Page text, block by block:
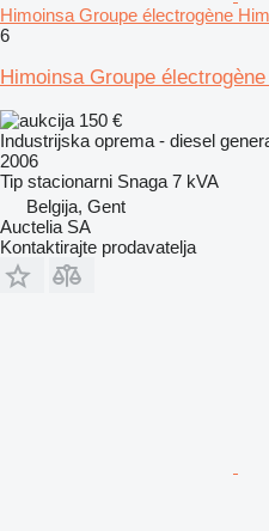
Himoinsa Groupe électrogène
6
Himoinsa Groupe
150 €
Industrijska oprema - diesel
2006
Tip stacionarni Snaga 7 kVA
Belgija, Gent
Auctelia SA
Kontaktirajte prodavatelja